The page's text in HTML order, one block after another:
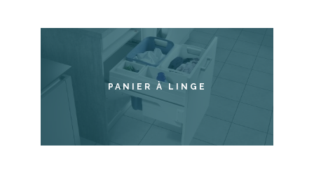
PANIER À LINGE